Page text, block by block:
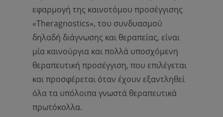
εφαρμογή της καινοτόμου προσέγγισης
«Theragnostics», του συνδυασμού
δηλαδή διάγνωσης και θεραπείας, είναι
μία καινούργια και πολλά υποσχόμενη
θεραπευτική προσέγγιση, που επιλέγεται
και προσφέρεται όταν έχουν εξαντληθεί
όλα τα υπόλοιπα γνωστά θεραπευτικά
πρωτόκολλα.